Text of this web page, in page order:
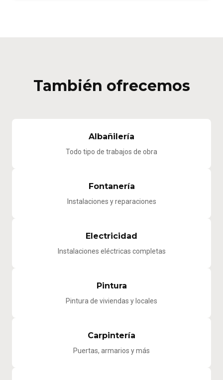
También ofrecemos
Albañilería
Todo tipo de trabajos de obra
Fontanería
Instalaciones y reparaciones
Electricidad
Instalaciones eléctricas completas
Pintura
Pintura de viviendas y locales
Carpintería
Puertas, armarios y más